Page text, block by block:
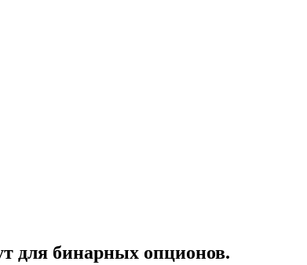
для бинарных опционов.